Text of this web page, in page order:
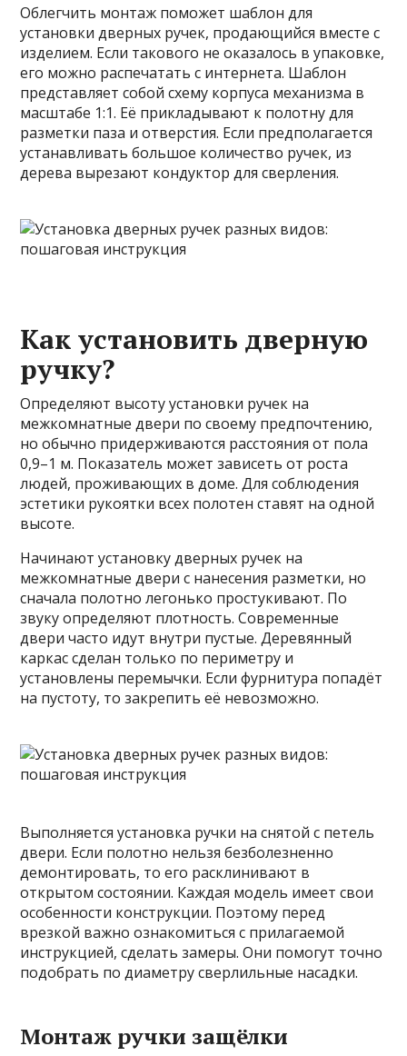
Облегчить монтаж поможет шаблон для
установки дверных ручек, продающийся вместе с
изделием. Если такового не оказалось в упаковке,
его можно распечатать с интернета. Шаблон
представляет собой схему корпуса механизма в
масштабе 1:1. Её прикладывают к полотну для
разметки паза и отверстия. Если предполагается
устанавливать большое количество ручек, из
дерева вырезают кондуктор для сверления.
Как установить дверную
ручку?
Определяют высоту установки ручек на
межкомнатные двери по своему предпочтению,
но обычно придерживаются расстояния от пола
0,9–1 м. Показатель может зависеть от роста
людей, проживающих в доме. Для соблюдения
эстетики рукоятки всех полотен ставят на одной
высоте.
Начинают установку дверных ручек на
межкомнатные двери с нанесения разметки, но
сначала полотно легонько простукивают. По
звуку определяют плотность. Современные
двери часто идут внутри пустые. Деревянный
каркас сделан только по периметру и
установлены перемычки. Если фурнитура попадёт
на пустоту, то закрепить её невозможно.
Выполняется установка ручки на снятой с петель
двери. Если полотно нельзя безболезненно
демонтировать, то его расклинивают в
открытом состоянии. Каждая модель имеет свои
особенности конструкции. Поэтому перед
врезкой важно ознакомиться с прилагаемой
инструкцией, сделать замеры. Они помогут точно
подобрать по диаметру сверлильные насадки.
Монтаж ручки защёлки